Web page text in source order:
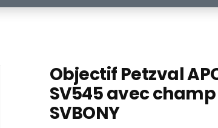
Objectif Petzval
SV545 avec
SVBONY